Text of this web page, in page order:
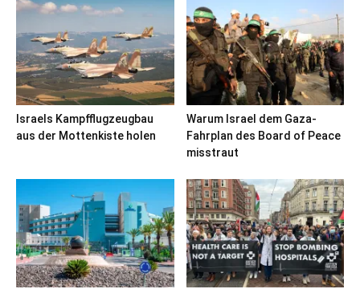
Israels Kampfflugzeugbau
aus der Mottenkiste holen
Warum Israel dem Gaza-
Fahrplan des Board of Peace
misstraut